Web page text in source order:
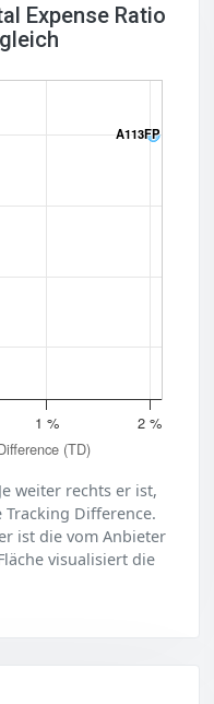
Expense Ratio
(TD)
A113FP
A113FP
1 % 2 %
weiter rechts er ist,
Difference.
ist die vom Anbieter
visualisiert die